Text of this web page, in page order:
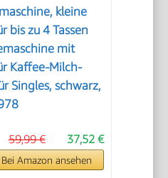
kleine
bis zu 4 Tassen
mit
Kaffee-Milch-
Singles, schwarz,
37,52 €
59,99 €
Bei Amazon ansehen